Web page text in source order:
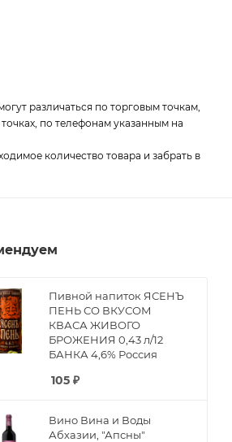
различаться по торговым точкам,
по телефонам указанным на
количество товара и забрать в
Пивной напиток ЯСЕНЪ
ПЕНЬ СО ВКУСОМ
КВАСА ЖИВОГО
БРОЖЕНИЯ 0,43 л/12
БАНКА 4,6% Россия
105 ₽
Вино Вина и Воды
Абхазии, "Апсны"